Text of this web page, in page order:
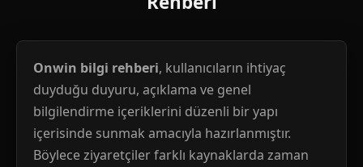
Onwin bilgi rehberi, kullanıcıların ihtiyaç
duyduğu duyuru, açıklama ve genel
bilgilendirme içeriklerini düzenli bir yapı
içerisinde sunmak amacıyla hazırlanmıştır.
Böylece ziyaretçiler farklı kaynaklarda zaman